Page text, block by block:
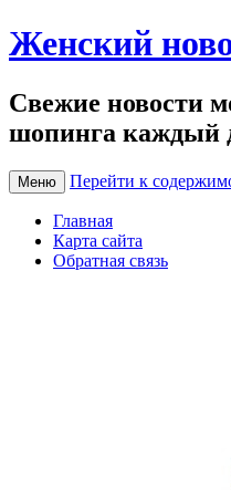
Женский
Свежие новости
шопинга каждый
Меню Перейти к
Главная
Карта сайта
Обратная связь